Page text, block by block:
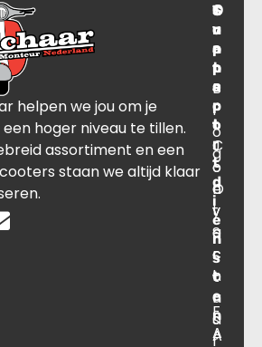
helpen we jou om je
hoger niveau te tillen.
assortiment en een
staan we altijd klaar
T
r
a
n
s
p
o
r
t
d
i
e
n
s
t
e
n
A
O
v
e
r
B
l
o
g
O
v
e
r
o
n
s
S
u
p
p
o
r
t
C
o
n
t
a
c
t
F
A
C
o
n
t
a
c
t
J
o
e
y
S
c
h
a
a
r